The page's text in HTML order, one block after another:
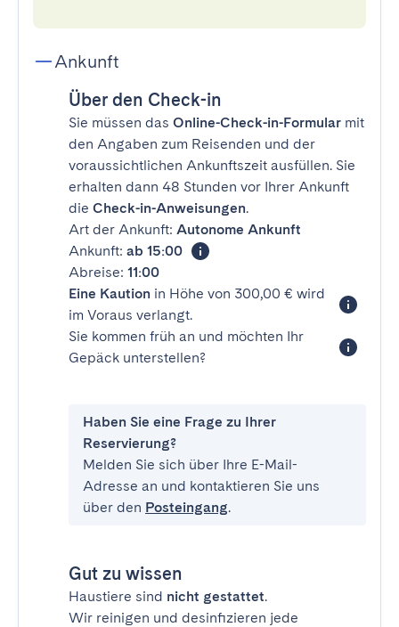
Ankunft
Über den Check-in
Sie müssen das Online-Check-in-Formular mit
den Angaben zum Reisenden und der
voraussichtlichen Ankunftszeit ausfüllen. Sie
erhalten dann 48 Stunden vor Ihrer Ankunft
die Check-in-Anweisungen.
Art der Ankunft: Autonome Ankunft
Ankunft: ab 15:00
Abreise: 11:00
Eine Kaution in Höhe von 300,00 € wird
im Voraus verlangt.
Sie kommen früh an und möchten Ihr
Gepäck unterstellen?
Haben Sie eine Frage zu Ihrer
Reservierung?
Melden Sie sich über Ihre E-Mail-
Adresse an und kontaktieren Sie uns
über den Posteingang.
Gut zu wissen
Haustiere sind nicht gestattet.
Wir reinigen und desinfizieren jede